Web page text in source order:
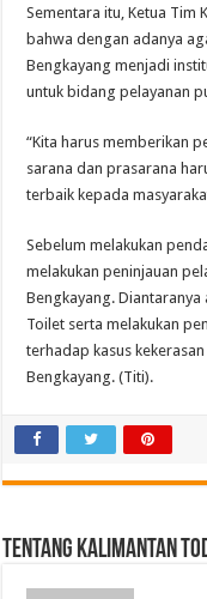
Sementara itu, Ketua Tim
bahwa dengan adanya
Bengkayang menjadi
untuk bidang pelayanan
“Kita harus memberikan
sarana dan prasarana
terbaik kepada
Sebelum melakukan
melakukan peninjauan
Bengkayang. Diantaranya
Toilet serta melakukan
terhadap kasus
Bengkayang. (Titi).
Tentang Kalimantan